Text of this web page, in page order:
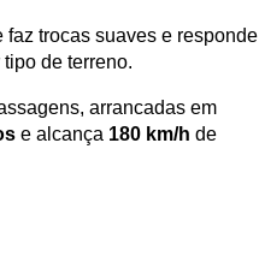
trocas suaves e responde
de terreno.
arrancadas em
e alcança 180 km/h de